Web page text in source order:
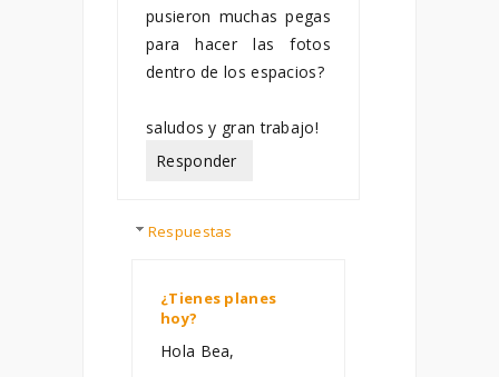
pusieron muchas pegas
para hacer las fotos
dentro de los espacios?
saludos y gran trabajo!
Responder
Respuestas
¿Tienes planes
hoy?
Hola Bea,